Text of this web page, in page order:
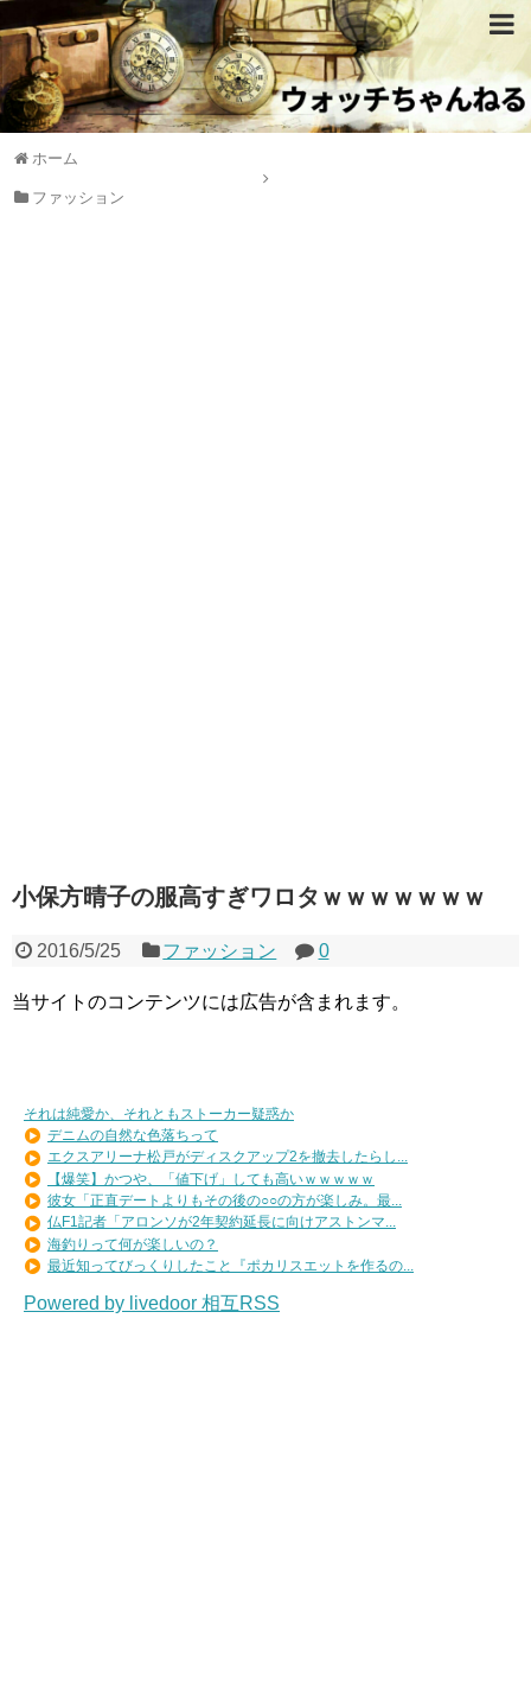
ホーム
ファッション
小保方晴子の服高すぎワロタｗｗｗｗｗｗｗ
2016/5/25 ファッション 0
当サイトのコンテンツには広告が含まれます。
それは純愛か、それともストーカー疑惑か
デニムの自然な色落ちって
エクスアリーナ松戸がディスクアップ2を撤去したらし...
【爆笑】かつや、「値下げ」しても高いｗｗｗｗｗ
彼女「正直デートよりもその後の○○の方が楽しみ。最...
仏F1記者「アロンソが2年契約延長に向けアストンマ...
海釣りって何が楽しいの？
最近知ってびっくりしたこと『ポカリスエットを作るの...
Powered by livedoor 相互RSS